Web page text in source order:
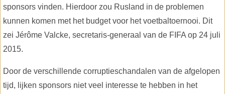
sponsors vinden. Hierdoor zou Rusland in de problemen
kunnen komen met het budget voor het voetbaltoernooi. Dit
zei Jérôme Valcke, secretaris-generaal van de FIFA op 24 juli
2015.
Door de verschillende corruptieschandalen van de afgelopen
tijd, lijken sponsors niet veel interesse te hebben in het